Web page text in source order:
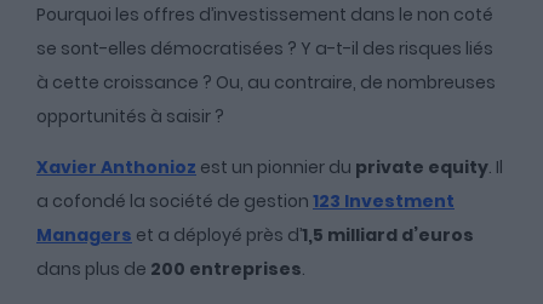
Pourquoi les offres d’investissement dans le non coté
se sont-elles démocratisées ? Y a-t-il des risques liés
à cette croissance ? Ou, au contraire, de nombreuses
opportunités à saisir ?
Xavier Anthonioz est un pionnier du private equity. Il
a cofondé la société de gestion 123 Investment
Managers et a déployé près d’1,5 milliard d’euros
dans plus de 200 entreprises.